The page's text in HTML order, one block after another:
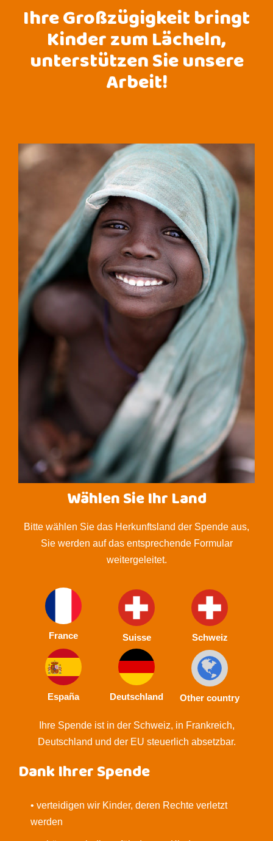
Ihre Großzügigkeit bringt
Kinder zum Lächeln,
unterstützen Sie unsere
Arbeit!
Wählen Sie Ihr Land
Bitte wählen Sie das Herkunftsland der Spende aus,
Sie werden auf das entsprechende Formular
weitergeleitet.
France Suisse Schweiz
España Deutschland Other country
Ihre Spende ist in der Schweiz, in Frankreich,
Deutschland und der EU steuerlich absetzbar.
Dank Ihrer Spende
• verteidigen wir Kinder, deren Rechte verletzt
werden